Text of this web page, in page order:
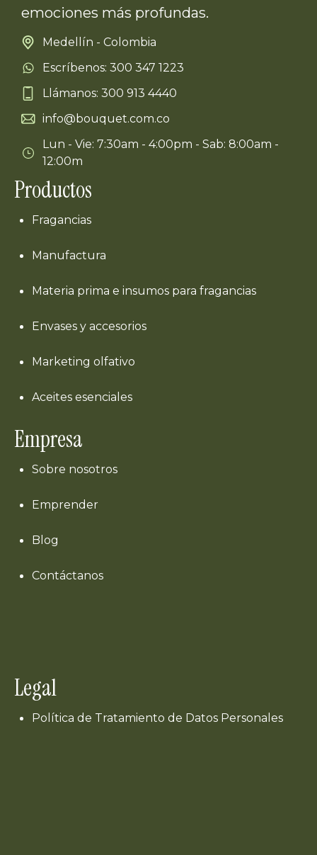
emociones más profundas.
Medellín - Colombia
Escríbenos: 300 347 1223
Llámanos: 300 913 4440
info@bouquet.com.co
Lun - Vie: 7:30am - 4:00pm - Sab: 8:00am -
12:00m
Productos
Fragancias
Manufactura
Materia prima e insumos para fragancias
Envases y accesorios
Marketing olfativo
Aceites esenciales
Empresa
Sobre nosotros
Emprender
Blog
Contáctanos
Legal
Política de Tratamiento de Datos Personales